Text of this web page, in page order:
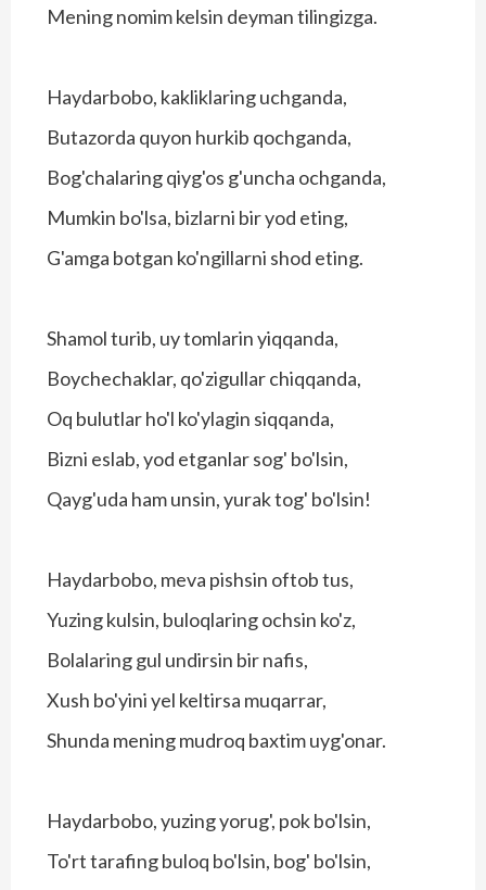
Mening nomim kelsin deyman tilingizga.
Haydarbobo, kakliklaring uchganda,
Butazorda quyon hurkib qochganda,
Bog'chalaring qiyg'os g'uncha ochganda,
Mumkin bo'lsa, bizlarni bir yod eting,
G'amga botgan ko'ngillarni shod eting.
Shamol turib, uy tomlarin yiqqanda,
Boychechaklar, qo'zigullar chiqqanda,
Oq bulutlar ho'l ko'ylagin siqqanda,
Bizni eslab, yod etganlar sog' bo'lsin,
Qayg'uda ham unsin, yurak tog' bo'lsin!
Haydarbobo, meva pishsin oftob tus,
Yuzing kulsin, buloqlaring ochsin ko'z,
Bolalaring gul undirsin bir nafis,
Xush bo'yini yel keltirsa muqarrar,
Shunda mening mudroq baxtim uyg'onar.
Haydarbobo, yuzing yorug', pok bo'lsin,
To'rt tarafing buloq bo'lsin, bog' bo'lsin,